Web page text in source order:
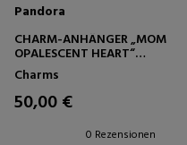
Pandora
CHARM-ANHÄNGER „MOM
OPALESCENT HEART“
793202C01
Charms
50,00 €
0 Rezensionen